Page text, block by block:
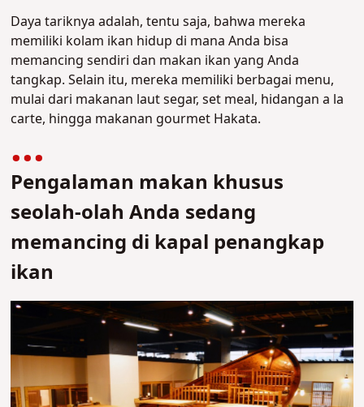
Daya tariknya adalah, tentu saja, bahwa mereka
memiliki kolam ikan hidup di mana Anda bisa
memancing sendiri dan makan ikan yang Anda
tangkap. Selain itu, mereka memiliki berbagai menu,
mulai dari makanan laut segar, set meal, hidangan a la
carte, hingga makanan gourmet Hakata.
Pengalaman makan khusus
seolah-olah Anda sedang
memancing di kapal penangkap
ikan